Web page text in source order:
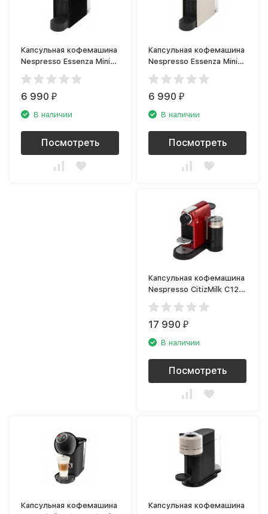
Капсульная кофемашина
Nespresso Essenza Mini
C30 Black
6 990₽
В наличии
Посмотреть
Капсульная кофемашина
Nespresso Essenza Mini
C30 White
6 990₽
В наличии
Посмотреть
Капсульная кофемашина
Nespresso CitizMilk C123
Cherry Red
17 990₽
В наличии
Посмотреть
Капсульная кофемашина
Капсульная кофемашина